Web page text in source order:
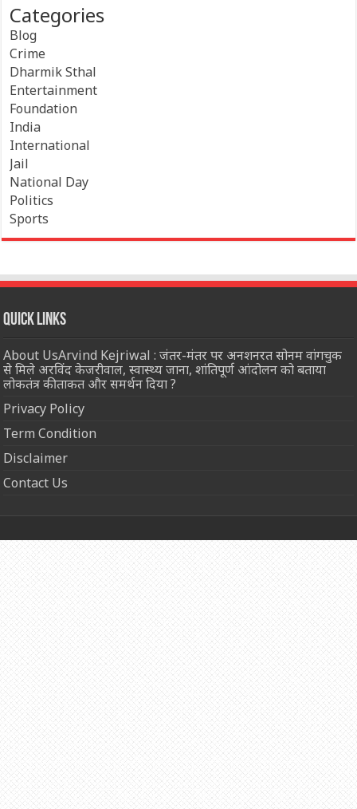
Categories
Blog
Crime
Dharmik Sthal
Entertainment
Foundation
India
International
Jail
National Day
Politics
Sports
Quick Links
About UsArvind Kejriwal : जंतर-मंतर पर अनशनरत सोनम वांगचुक
से मिले अरविंद केजरीवाल, स्वास्थ्य जाना, शांतिपूर्ण आंदोलन को बताया
लोकतंत्र की ताकत और समर्थन दिया ?
Privacy Policy
Term Condition
Disclaimer
Contact Us